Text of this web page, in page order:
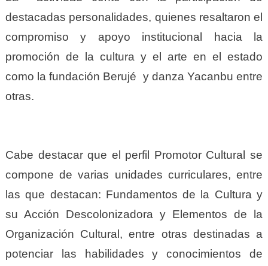
destacadas personalidades, quienes resaltaron el
compromiso y apoyo institucional hacia la
promoción de la cultura y el arte en el estado
como la fundación Berujé y danza Yacanbu entre
otras.
Cabe destacar que el perfil Promotor Cultural se
compone de varias unidades curriculares, entre
las que destacan: Fundamentos de la Cultura y
su Acción Descolonizadora y Elementos de la
Organización Cultural, entre otras destinadas a
potenciar las habilidades y conocimientos de